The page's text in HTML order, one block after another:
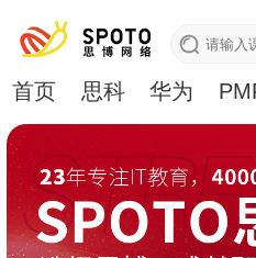
首页 思科 华为